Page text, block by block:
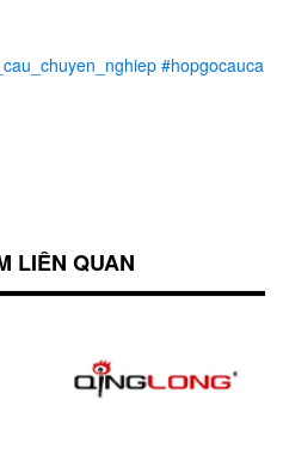
#hopgocauca
LIÊN QUAN